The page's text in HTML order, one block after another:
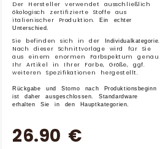
Der Hersteller verwendet ausschließlich
ökologisch zertifizierte Stoffe aus
italienischer Produktion.
Ein echter
Unterschied.
Sie befinden sich in der Individualkategorie.
Nach dieser Schnittvorlage wird für Sie
aus einem enormen Farbspektum genau
Ihr Artikel in Ihrer Farbe, Größe, ggf.
weiteren Spezifikationen hergestellt.
Rückgabe und Storno nach Produktionsbeginn
ist daher ausgeschlossen. Standardware
erhalten Sie in den Hauptkategorien.
26.90 €